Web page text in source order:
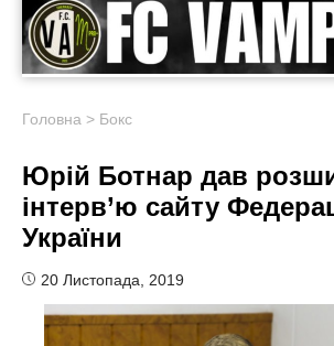
Головна > Бокс
Юрій Ботнар дав
інтерв’ю сайту
України
20 Листопада, 2019